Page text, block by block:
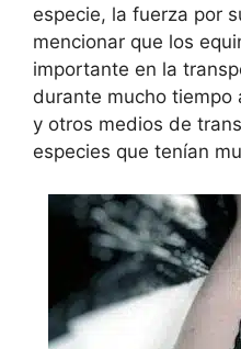
especie, la fuerza por
mencionar que los
importante en la
durante mucho tiempo
y otros medios de
especies que tenían